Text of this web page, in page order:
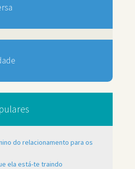
do relacionamento para os
ela está-te traindo